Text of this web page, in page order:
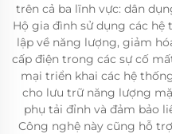
trên cả ba lĩnh vực: dân
Hộ gia đình sử dụng các
lập về năng lượng, giảm
cấp điện trong các sự cố
mại triển khai các hệ
cho lưu trữ năng lượng
phụ tải đỉnh và đảm bảo
Công nghệ này cũng hỗ